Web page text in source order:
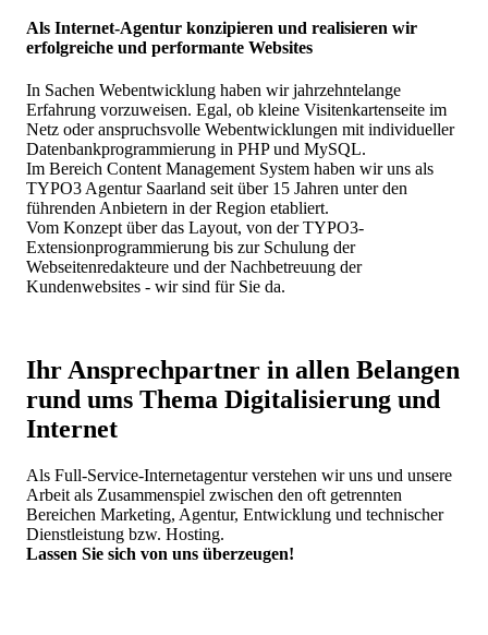
Als Internet-Agentur konzipieren und realisieren wir
erfolgreiche und performante Websites
In Sachen Webentwicklung haben wir jahrzehntelange
Erfahrung vorzuweisen. Egal, ob kleine Visitenkartenseite im
Netz oder anspruchsvolle Webentwicklungen mit individueller
Datenbankprogrammierung in PHP und MySQL.
Im Bereich Content Management System haben wir uns als
TYPO3 Agentur Saarland seit über 15 Jahren unter den
führenden Anbietern in der Region etabliert.
Vom Konzept über das Layout, von der TYPO3-
Extensionprogrammierung bis zur Schulung der
Webseitenredakteure und der Nachbetreuung der
Kundenwebsites - wir sind für Sie da.
Ihr Ansprechpartner in allen Belangen
rund ums Thema Digitalisierung und
Internet
Als Full-Service-Internetagentur verstehen wir uns und unsere
Arbeit als Zusammenspiel zwischen den oft getrennten
Bereichen Marketing, Agentur, Entwicklung und technischer
Dienstleistung bzw. Hosting.
Lassen Sie sich von uns überzeugen!